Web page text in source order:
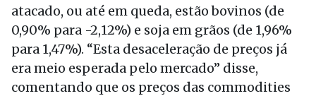
atacado, ou até em queda, estão bovinos (de
0,90% para -2,12%) e soja em grãos (de 1,96%
para 1,47%). “Esta desaceleração de preços já
era meio esperada pelo mercado” disse,
comentando que os preços das commodities